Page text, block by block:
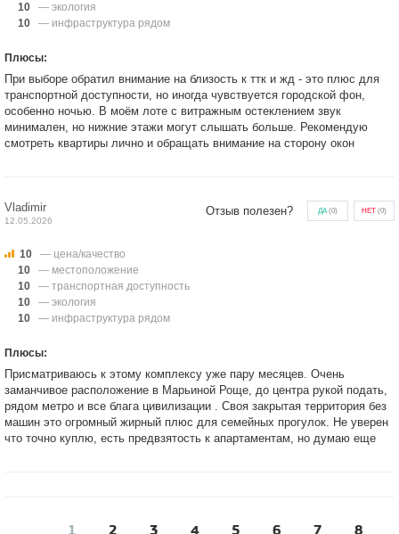
10
— экология
10
— инфраструктура рядом
Плюсы:
При выборе обратил внимание на близость к ттк и жд - это плюс для
транспортной доступности, но иногда чувствуется городской фон,
особенно ночью. В моём лоте с витражным остеклением звук
минимален, но нижние этажи могут слышать больше. Рекомендую
смотреть квартиры лично и обращать внимание на сторону окон
Vladimir
12.05.2026
Отзыв полезен? ДА(0) НЕТ (0)
10
— цена/качество
10
— местоположение
10
— транспортная доступность
10
— экология
10
— инфраструктура рядом
Плюсы:
Присматриваюсь к этому комплексу уже пару месяцев. Очень
заманчивое расположение в Марьиной Роще, до центра рукой подать,
рядом метро и все блага цивилизации . Своя закрытая территория без
машин это огромный жирный плюс для семейных прогулок. Не уверен
что точно куплю, есть предвзятость к апартаментам, но думаю еще